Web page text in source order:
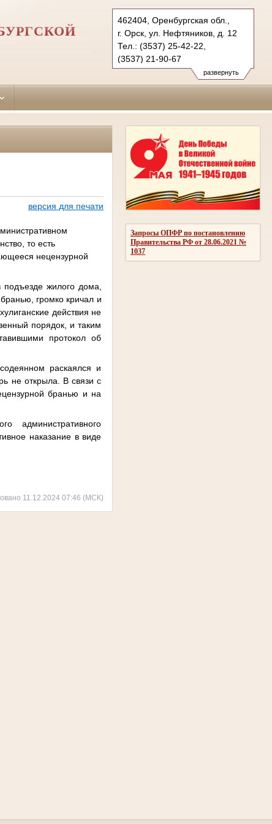
развернуть
462404, Оренбургская обл.,
г. Орск, ул. Нефтяников, д. 12
Тел.: (3537) 25-42-22,
(3537) 21-90-67
oktyabrskyorsk.orb@sudrf.ru
Запросы ОПФР по постановлению
Правительства РФ от 28.06.2021 №
1037
версия для печати
то есть
нецензурной
жилого дома,
громко кричал и
действия не
порядок, и таким
протокол об
раскаялся и
не открыла. В связи с
бранью и на
административного
наказание в виде
11.12.2024 07:46 (МСК)